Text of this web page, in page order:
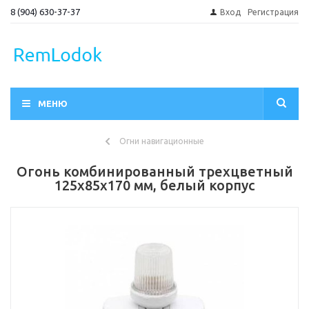
8 (904) 630-37-37 Вход Регистрация
МЕНЮ
Огни навигационные
Огонь комбинированный трехцветный
125х85х170 мм, белый корпус